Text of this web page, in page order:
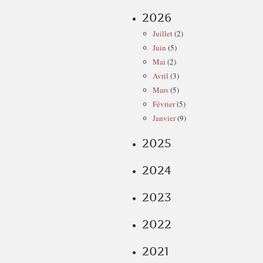
2026
Juillet(2)
Juin (5)
Mai (2)
Avril (3)
Mars(5)
Février(5)
Janvier(9)
2025
2024
2023
2022
2021